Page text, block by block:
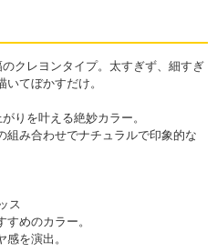
クレヨンタイプ。太すぎず、細すぎ
てぼかすだけ。
りを叶える絶妙カラー。
み合わせでナチュラルで印象的な
ス
めのカラー。
を演出。